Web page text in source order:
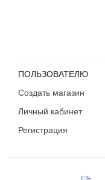
ПОЛЬЗОВАТЕЛЮ
Создать магазин
Личный кабинет
Регистрация